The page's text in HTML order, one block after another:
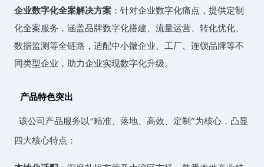
企业数字化全案解决方案 ：针对企业数字化痛点，提供定制
化全案服务，涵盖品牌数字化搭建、流量运营、转化优化、
数据监测等全链路，适配中小微企业、工厂、连锁品牌等不
同类型企业，助力企业实现数字化升级。
产品特色突出
该公司产品服务以“精准、落地、高效、定制”为核心，凸显
四大核心特点：